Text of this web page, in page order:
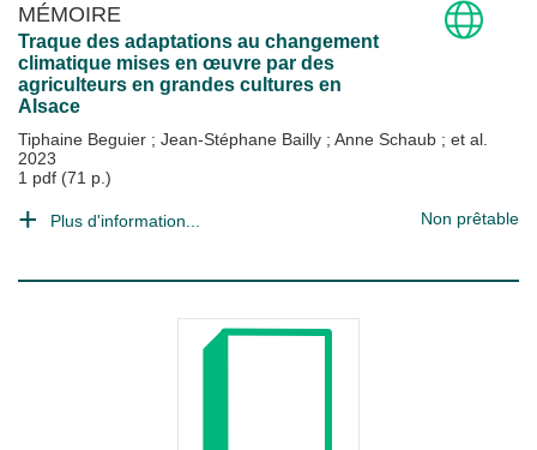
MÉMOIRE
Traque des adaptations au changement
climatique mises en œuvre par des
agriculteurs en grandes cultures en
Alsace
Tiphaine Beguier ; Jean-Stéphane Bailly ; Anne Schaub ; et al.
2023
1 pdf (71 p.)
Plus d'information... Non prêtable